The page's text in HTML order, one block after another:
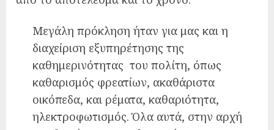
Μεγάλη πρόκληση ήταν για μας και η
διαχείριση εξυπηρέτησης της
καθημερινότητας του πολίτη, όπως
καθαρισμός φρεατίων, ακαθάριστα
οικόπεδα, και ρέματα, καθαριότητα,
ηλεκτροφωτισμός. Όλα αυτά, στην αρχή